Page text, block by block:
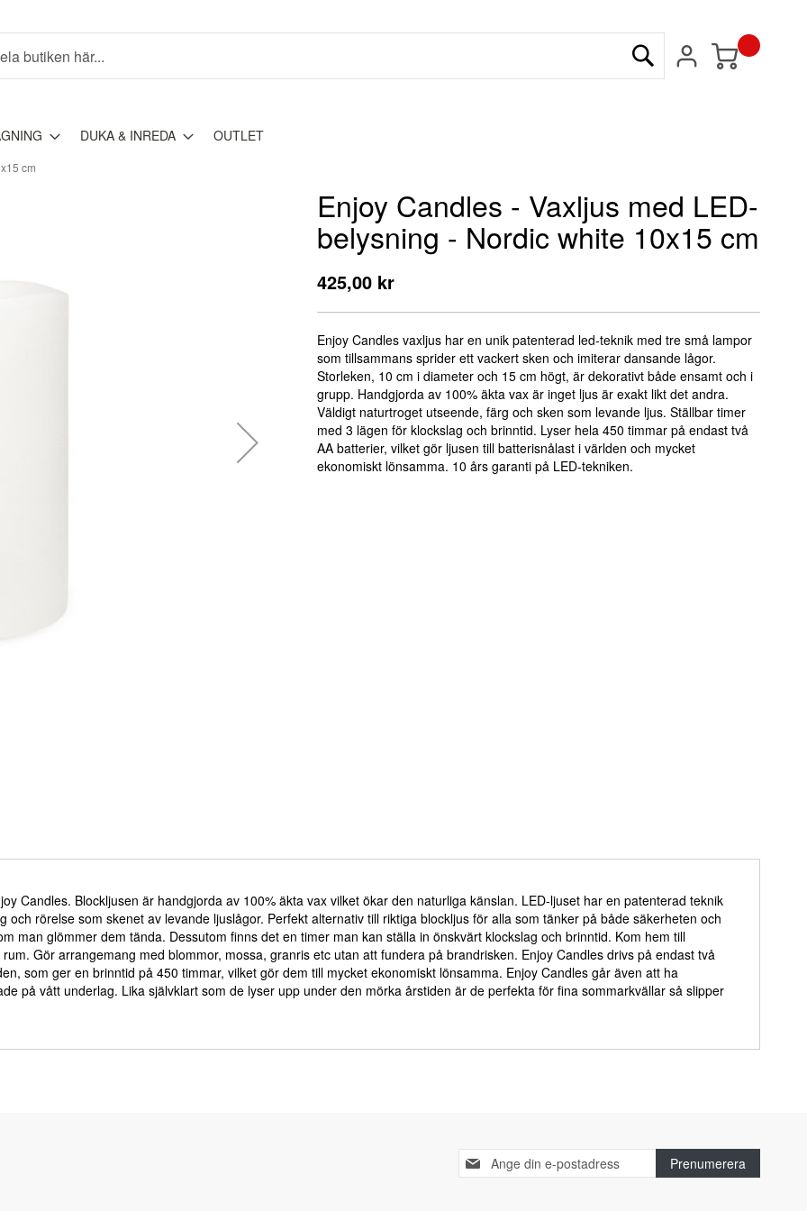
Min kundvagn
DUKA & INREDA OUTLET
cm
Enjoy Candles - Vaxljus med LED-
belysning - Nordic white 10x15 cm
425,00 kr
Enjoy Candles vaxljus har en unik patenterad led-teknik med tre små lampor
som tillsammans sprider ett vackert sken och imiterar dansande lågor.
Storleken, 10 cm i diameter och 15 cm högt, är dekorativt både ensamt och i
grupp. Handgjorda av 100% äkta vax är inget ljus är exakt likt det andra.
Väldigt naturtroget utseende, färg och sken som levande ljus. Ställbar timer
med 3 lägen för klockslag och brinntid. Lyser hela 450 timmar på endast två
AA batterier, vilket gör ljusen till batterisnålast i världen och mycket
ekonomiskt lönsamma. 10 års garanti på LED-tekniken.
Candles. Blockljusen är handgjorda av 100% äkta vax vilket ökar den naturliga känslan. LED-ljuset har en patenterad teknik
rörelse som skenet av levande ljuslågor. Perfekt alternativ till riktiga blockljus för alla som tänker på både säkerheten och
man glömmer dem tända. Dessutom finns det en timer man kan ställa in önskvärt klockslag och brinntid. Kom hem till
Gör arrangemang med blommor, mossa, granris etc utan att fundera på brandrisken. Enjoy Candles drivs på endast två
som ger en brinntid på 450 timmar, vilket gör dem till mycket ekonomiskt lönsamma. Enjoy Candles går även att ha
på vått underlag. Lika självklart som de lyser upp under den mörka årstiden är de perfekta för fina sommarkvällar så slipper
Sign
Up
Prenumerera